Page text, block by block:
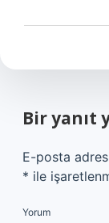
Bir yanıt
E-posta
* ile
Yorum